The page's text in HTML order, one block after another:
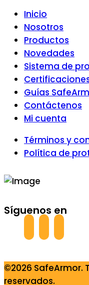
Inicio
Nosotros
Productos
Novedades
Sistema de
Guías
Contáctenos
Mi cuenta
Términos y
Política de
Síguenos en
©2026 SafeArmor.
reservados.